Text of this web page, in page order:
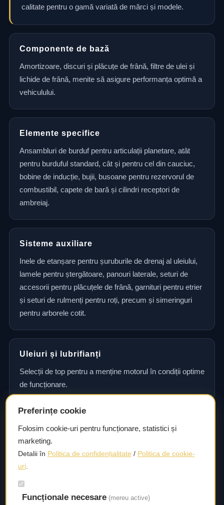
calitate pentru o gamă variată de mărci și modele.
Componente de bază
Amortizoare, discuri și plăcuțe de frână, filtre de ulei și
lichide de frână, menite să asigure performanța optimă a
vehiculului.
Elemente specifice
Ansambluri de burduf pentru articulații planetare, atât
pentru burduful standard, cât și pentru cel din cauciuc,
bobine de inducție, bujii, busoane pentru rezervorul de
combustibil, capete de bară și cilindri receptori de
ambreiaj.
Sisteme auxiliare
Inele de etanșare pentru șuruburile de drenaj al uleiului,
lamele pentru ștergătoare, panouri laterale, seturi de
accesorii pentru plăcuțele de frână, garnituri pentru etrier
și seturi de rulmenți pentru roți, precum și simeringuri
pentru arborele cotit.
Uleiuri și lubrifianți
Selecții de top pentru a menține motorul în condiții optime
de funcționare.
Consultanță și asistență tehnică
Consultanță și asistență tehnică pentru alegerea pieselor
potrivite și efectuarea reparațiilor sau întreținerii corecte.
Livrare rapidă
Preferințe cookie
Folosim cookie-uri pentru funcționare, statistici și
marketing.
Detalii în Politica de confidențialitate / Politica de cookie-
uri.
Funcționale necesare (mereu active)